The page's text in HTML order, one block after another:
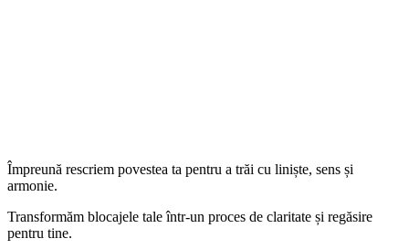
Împreună rescriem povestea ta pentru a trăi cu liniște, sens și
armonie.
Transformăm blocajele tale într-un proces de claritate și regăsire
pentru tine.